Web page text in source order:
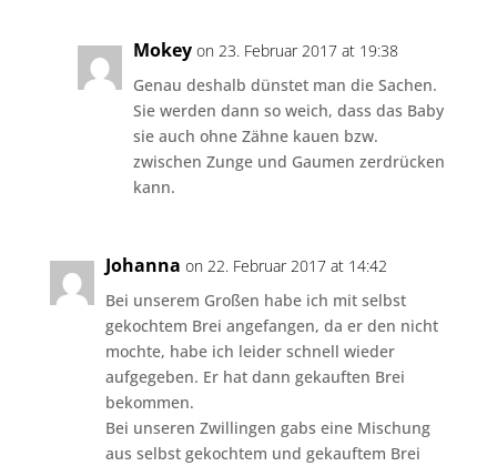
Mokey on 23. Februar 2017 at 19:38
Genau deshalb dünstet man die Sachen.
Sie werden dann so weich, dass das Baby
sie auch ohne Zähne kauen bzw.
zwischen Zunge und Gaumen zerdrücken
kann.
Johanna on 22. Februar 2017 at 14:42
Bei unserem Großen habe ich mit selbst
gekochtem Brei angefangen, da er den nicht
mochte, habe ich leider schnell wieder
aufgegeben. Er hat dann gekauften Brei
bekommen.
Bei unseren Zwillingen gabs eine Mischung
aus selbst gekochtem und gekauftem Brei